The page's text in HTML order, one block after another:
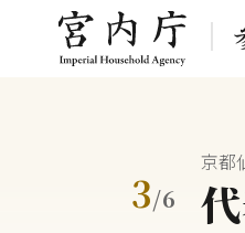
3/6
京都